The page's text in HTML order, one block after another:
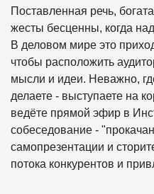
Поставленная речь,
жесты бесценны, когда
В деловом мире это
чтобы расположить
мысли и идеи. Неважно,
делаете - выступаете на
ведёте прямой эфир в
собеседование -
самопрезентации и
потока конкурентов и